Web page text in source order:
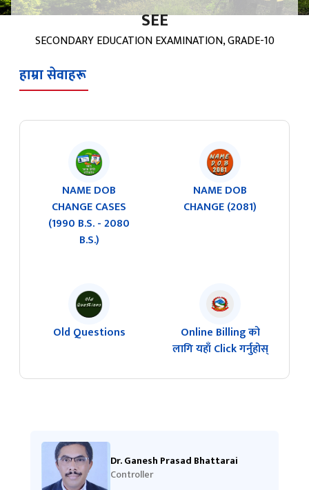
SEE
SECONDARY EDUCATION EXAMINATION, GRADE-10
हाम्रा सेवाहरू
NAME DOB
CHANGE CASES
(1990 B.S. - 2080
B.S.)
NAME DOB
CHANGE (2081)
Old Questions
Online Billing को
लागि यहाँ Click गर्नुहोस्
Dr. Ganesh Prasad Bhattarai
Controller